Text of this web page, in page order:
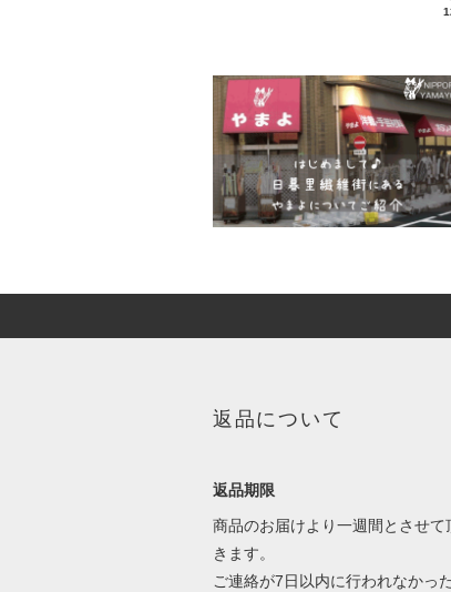
返品について
返品期限
商品のお届けより一週間とさせて
きます。
ご連絡が7日以内に行われなかった